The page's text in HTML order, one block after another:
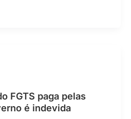
FGTS paga pelas
é indevida